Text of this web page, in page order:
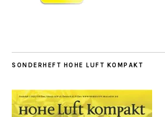
SONDERHEFT HOHE LUFT KOMPAKT